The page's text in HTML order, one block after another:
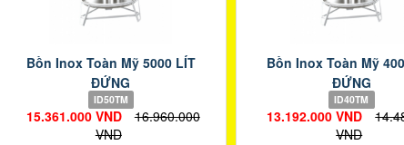
Bồn Inox Toàn Mỹ 5000 LÍT
ĐỨNG
ID50TM
15.361.000 VND
16.960.000
VND
Bồn Inox Toàn Mỹ
ĐỨNG
ID40TM
13.192.000 VND
VND